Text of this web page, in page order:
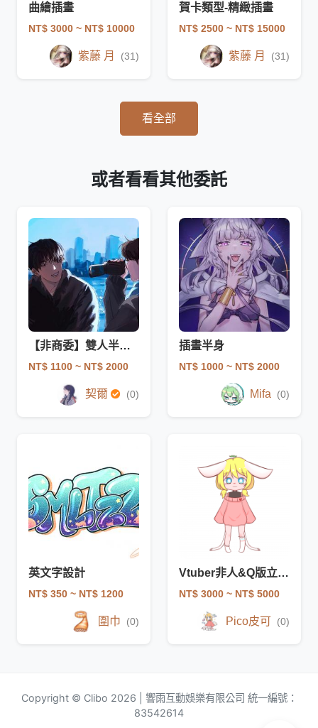
曲繪插畫
NT$ 3000 ~ NT$ 10000
紫藤 月 (31)
賀卡類型-精緻插畫
NT$ 2500 ~ NT$ 15000
紫藤 月 (31)
看全部
或者看看其他委託
【非商委】雙人半身(無背景、簡單上色)
NT$ 1100 ~ NT$ 2000
契爾 (0)
插畫半身
NT$ 1000 ~ NT$ 2000
Mifa (0)
英文字設計
NT$ 350 ~ NT$ 1200
圍巾 (0)
Vtuber非人&Q版立繪模型繪製
NT$ 3000 ~ NT$ 5000
Pico皮可 (0)
Copyright © Clibo 2026 | 響雨互動娛樂有限公司 統一編號：
83542614